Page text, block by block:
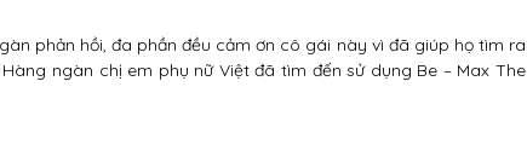
phản hồi, đa phần đều cảm ơn cô gái này vì đã giúp họ tìm ra
ngàn chị em phụ nữ Việt đã tìm đến sử dụng Be – Max The